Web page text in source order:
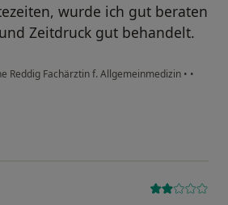
wurde ich gut beraten
Zeitdruck gut behandelt.
Reddig Fachärztin f. Allgemeinmedizin • •